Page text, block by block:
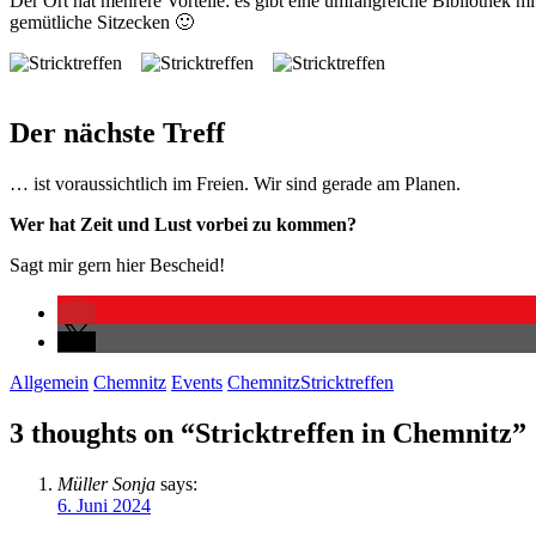
gemütliche Sitzecken 🙂
Der nächste Treff
… ist voraussichtlich im Freien. Wir sind gerade am Planen.
Wer hat Zeit und Lust vorbei zu kommen?
Sagt mir gern hier Bescheid!
Allgemein Chemnitz Events ChemnitzStricktreffen
3 thoughts on “Stricktreffen in Chemnitz”
Müller Sonja says:
6. Juni 2024